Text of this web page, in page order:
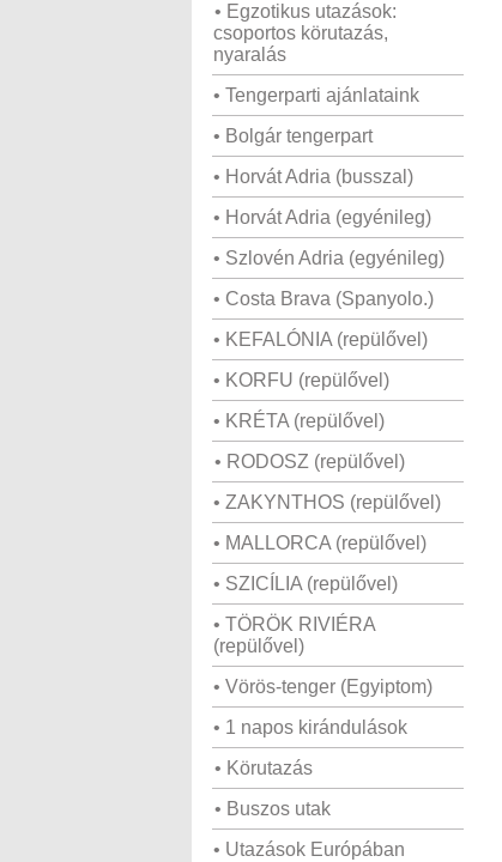
• Egzotikus utazások:
csoportos körutazás,
nyaralás
• Tengerparti ajánlataink
• Bolgár tengerpart
• Horvát Adria (busszal)
• Horvát Adria (egyénileg)
• Szlovén Adria (egyénileg)
• Costa Brava (Spanyolo.)
• KEFALÓNIA (repülővel)
• KORFU (repülővel)
• KRÉTA (repülővel)
• RODOSZ (repülővel)
• ZAKYNTHOS (repülővel)
• MALLORCA (repülővel)
• SZICÍLIA (repülővel)
• TÖRÖK RIVIÉRA
(repülővel)
• Vörös-tenger (Egyiptom)
• 1 napos kirándulások
• Körutazás
• Buszos utak
• Utazások Európában